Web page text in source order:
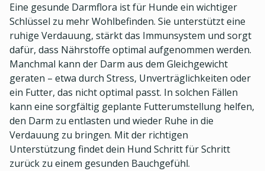
Eine gesunde Darmflora ist für Hunde ein wichtiger
Schlüssel zu mehr Wohlbefinden. Sie unterstützt eine
ruhige Verdauung, stärkt das Immunsystem und sorgt
dafür, dass Nährstoffe optimal aufgenommen werden.
Manchmal kann der Darm aus dem Gleichgewicht
geraten – etwa durch Stress, Unverträglichkeiten oder
ein Futter, das nicht optimal passt. In solchen Fällen
kann eine sorgfältig geplante Futterumstellung helfen,
den Darm zu entlasten und wieder Ruhe in die
Verdauung zu bringen. Mit der richtigen
Unterstützung findet dein Hund Schritt für Schritt
zurück zu einem gesunden Bauchgefühl.